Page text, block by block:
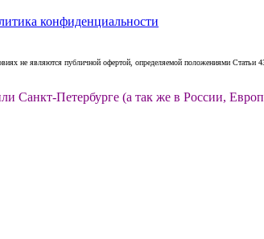
конфиденциальности
не являются публичной офертой, определяемой положениями Статьи
Санкт-Петербурге (а так же в России,